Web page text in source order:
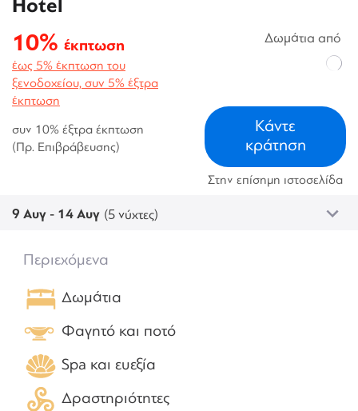
Hotel
10% έκπτωση
έως 5% έκπτωση του
ξενοδοχείου, συν 5% έξτρα
έκπτωση
συν 10% έξτρα έκπτωση
(Πρ. Επιβράβευσης)
Δωμάτια από
Κάντε
κράτηση
Στην επίσημη ιστοσελίδα
9 Αυγ - 14 Αυγ (5 νύχτες)
Περιεχόμενα
Δωμάτια
Φαγητό και ποτό
Spa και ευεξία
Δραστηριότητες